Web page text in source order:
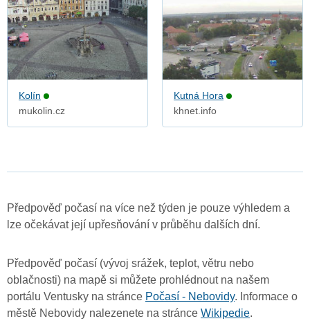
Kolín
mukolin.cz
Kutná Hora
khnet.info
Předpověď počasí na více než týden je pouze výhledem a
lze očekávat její upřesňování v průběhu dalších dní.
Předpověď počasí (vývoj srážek, teplot, větru nebo
oblačnosti) na mapě si můžete prohlédnout na našem
portálu Ventusky na stránce Počasí - Nebovidy. Informace o
městě Nebovidy nalezenete na stránce Wikipedie.